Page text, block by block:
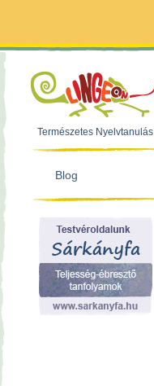
Természetes Nyelvtanulás
Blog